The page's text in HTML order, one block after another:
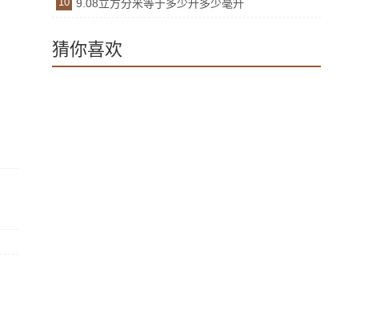
9.08立方分米等于多少升多少毫升
猜你喜欢